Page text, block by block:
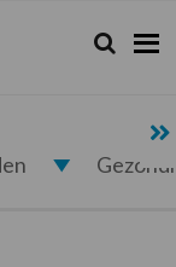
Zoeken...
Zoek